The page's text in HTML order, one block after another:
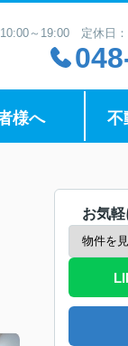
～19:00 定休日：
様へ 不
お気